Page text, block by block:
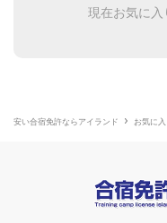
現在お気に入
安い合宿免許ならアイランド お気に